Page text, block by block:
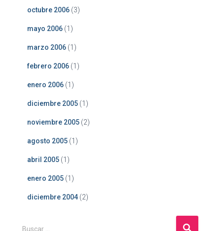
octubre 2006 (3)
mayo 2006 (1)
marzo 2006 (1)
febrero 2006 (1)
enero 2006 (1)
diciembre 2005 (1)
noviembre 2005 (2)
agosto 2005 (1)
abril 2005 (1)
enero 2005 (1)
diciembre 2004 (2)
BBuscar …